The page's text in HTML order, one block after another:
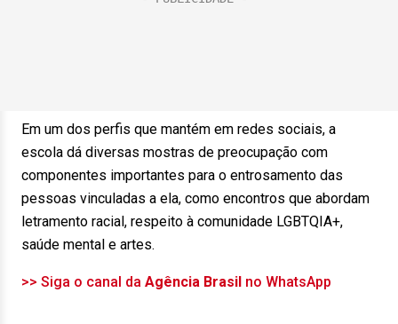
Em um dos perfis que mantém em redes sociais, a
escola dá diversas mostras de preocupação com
componentes importantes para o entrosamento das
pessoas vinculadas a ela, como encontros que abordam
letramento racial, respeito à comunidade LGBTQIA+,
saúde mental e artes.
>> Siga o canal da Agência Brasil no WhatsApp